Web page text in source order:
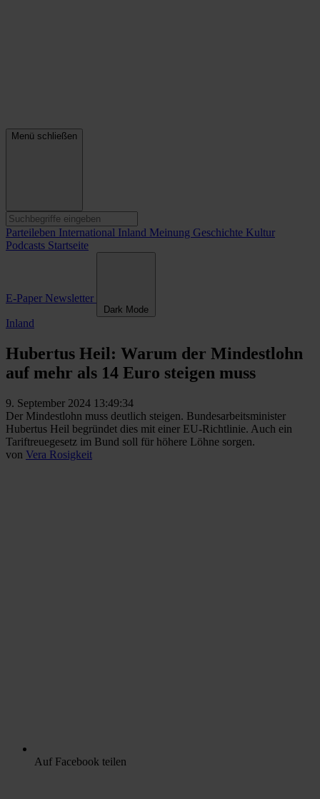
Menü schließen
Parteileben International Inland Meinung Geschichte Kultur
Podcasts Startseite
E-Paper Newsletter
Dark Mode
Inland
Hubertus Heil: Warum der Mindestlohn
auf mehr als 14 Euro steigen muss
9. September 2024 13:49:34
Der Mindestlohn muss deutlich steigen. Bundesarbeitsminister
Hubertus Heil begründet dies mit einer EU-Richtlinie. Auch ein
Tariftreuegesetz im Bund soll für höhere Löhne sorgen.
von Vera Rosigkeit
Auf Facebook teilen